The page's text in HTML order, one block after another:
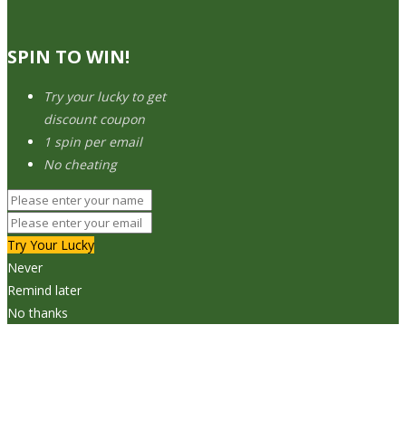
SPIN TO WIN!
Try your lucky to get
discount coupon
1 spin per email
No cheating
Try Your Lucky
Never
Remind later
No thanks